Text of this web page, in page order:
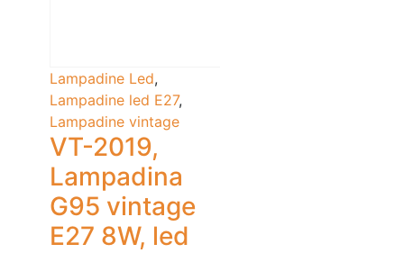
Lampadine Led,
Lampadine led E27,
Lampadine vintage
VT-2019,
Lampadina
G95 vintage
E27 8W, led